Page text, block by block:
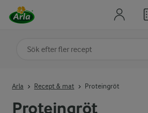
Proteingröt
Arla Recept & mat Proteingröt
Sök på kategori eller ingrediens